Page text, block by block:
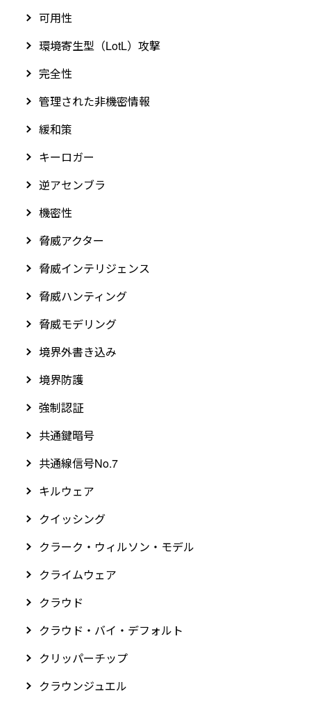
可用性
環境寄生型（LotL）攻撃
完全性
管理された非機密情報
緩和策
キーロガー
逆アセンブラ
機密性
脅威アクター
脅威インテリジェンス
脅威ハンティング
脅威モデリング
境界外書き込み
境界防護
強制認証
共通鍵暗号
共通線信号No.7
キルウェア
クイッシング
クラーク・ウィルソン・モデル
クライムウェア
クラウド
クラウド・バイ・デフォルト
クリッパーチップ
クラウンジュエル